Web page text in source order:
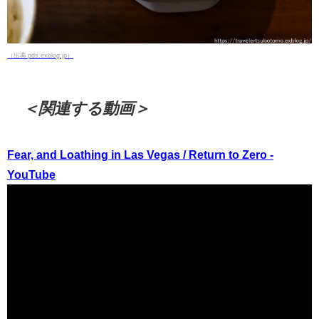
（出典 pds.exblog.jp）
＜関連する動画＞
Fear, and Loathing in Las Vegas / Return to Zero -
YouTube